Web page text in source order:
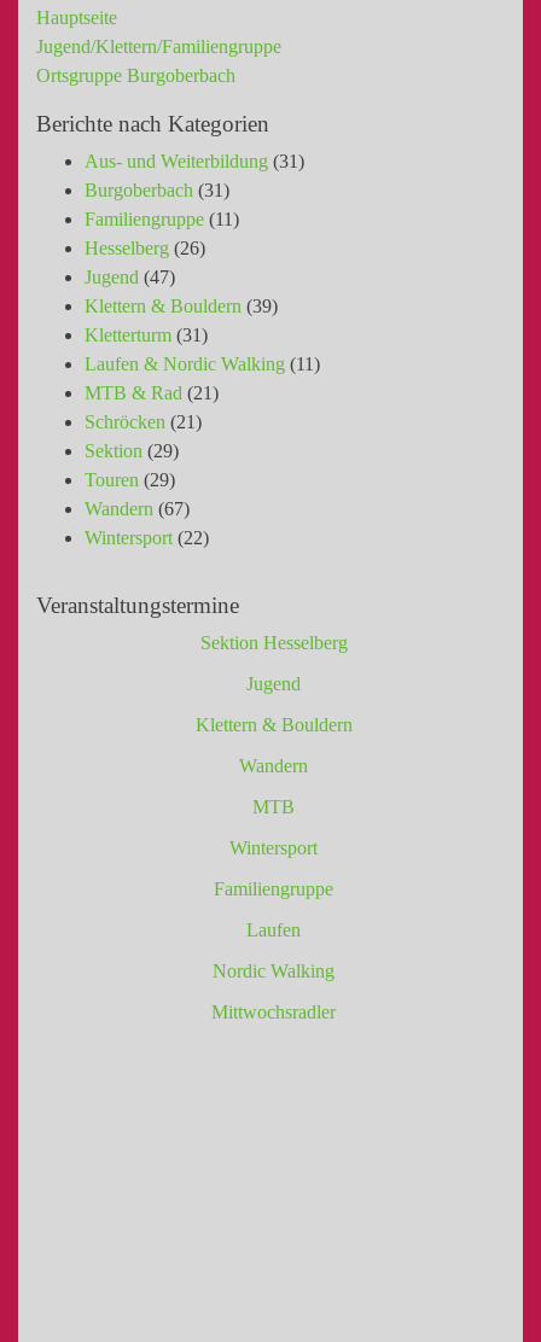
Hauptseite
Jugend/Klettern/Familiengruppe
Ortsgruppe Burgoberbach
Berichte nach Kategorien
Aus- und Weiterbildung (31)
Burgoberbach (31)
Familiengruppe (11)
Hesselberg (26)
Jugend (47)
Klettern & Bouldern (39)
Kletterturm (31)
Laufen & Nordic Walking (11)
MTB & Rad (21)
Schröcken (21)
Sektion (29)
Touren (29)
Wandern (67)
Wintersport (22)
Veranstaltungstermine
Sektion Hesselberg
Jugend
Klettern & Bouldern
Wandern
MTB
Wintersport
Familiengruppe
Laufen
Nordic Walking
Mittwochsradler